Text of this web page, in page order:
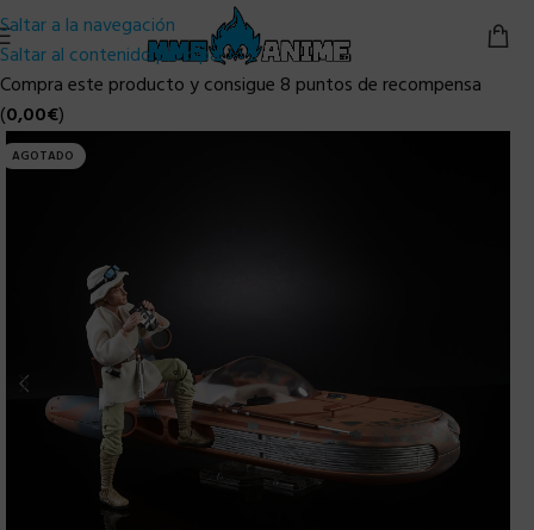
Saltar a la navegación
Saltar al contenido principal
Compra este producto y consigue 8 puntos de recompensa
(0,00€)
AGOTADO